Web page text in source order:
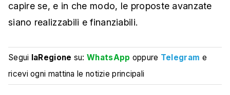
capire se, e in che modo, le proposte avanzate
siano realizzabili e finanziabili.
Segui laRegione su:WhatsApp oppure Telegram e
ricevi ogni mattina le notizie principali